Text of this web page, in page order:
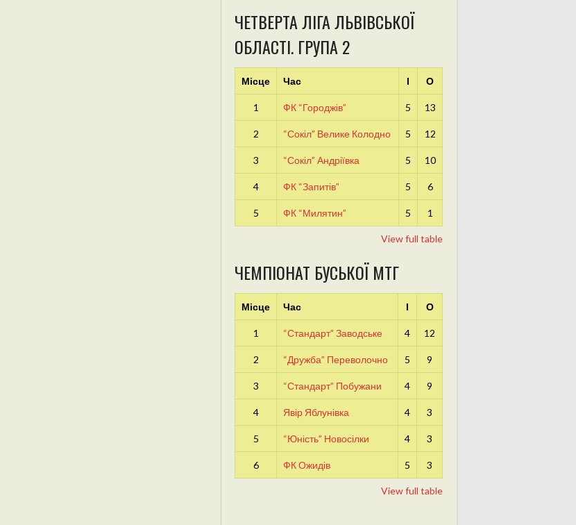
ЧЕТВЕРТА ЛІГА ЛЬВІВСЬКОЇ
ОБЛАСТІ. ГРУПА 2
Місце Час І О
1 ФК “Городжів” 5 13
2 “Сокіл” Велике Колодно 5 12
3 “Сокіл” Андріївка 5 10
4 ФК “Запитів” 5 6
5 ФК “Милятин” 5 1
View full table
ЧЕМПІОНАТ БУСЬКОЇ МТГ
Місце Час І О
1 “Стандарт” Заводське 4 12
2 “Дружба” Переволочно 5 9
3 “Стандарт” Побужани 4 9
4 Явір Яблунівка 4 3
5 “Юність” Новосілки 4 3
6 ФК Ожидів 5 3
View full table